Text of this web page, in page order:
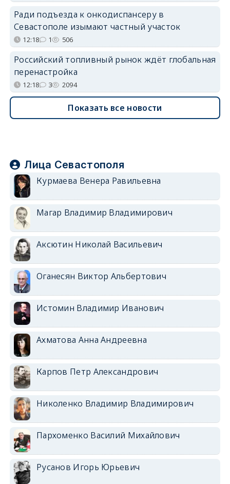
Ради подъезда к онкодиспансеру в
Севастополе изымают частный участок
12:18 1 506
Российский топливный рынок ждёт глобальная
перенастройка
12:18 3 2094
Показать все новости
Лица Севастополя
Курмаева Венера Равильевна
Магар Владимир Владимирович
Аксютин Николай Васильевич
Оганесян Виктор Альбертович
Истомин Владимир Иванович
Ахматова Анна Андреевна
Карпов Петр Александрович
Николенко Владимир Владимирович
Пархоменко Василий Михайлович
Русанов Игорь Юрьевич